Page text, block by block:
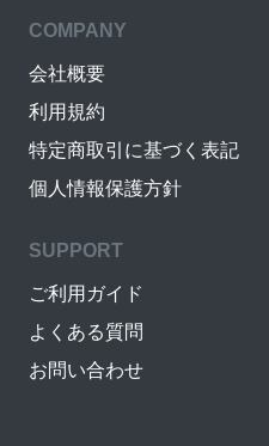
COMPANY
会社概要
利用規約
特定商取引に基づく表記
個人情報保護方針
SUPPORT
ご利用ガイド
よくある質問
お問い合わせ